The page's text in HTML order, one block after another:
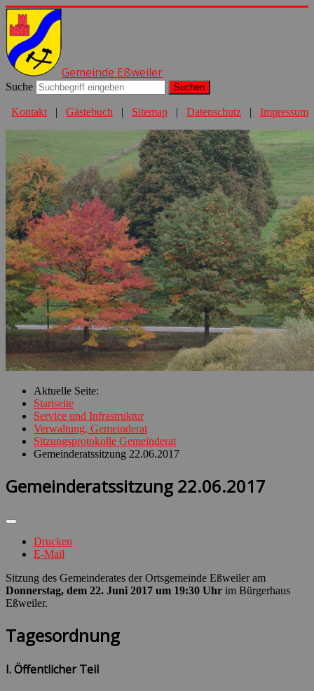
Gemeinde Eßweiler
Suche Suchen
Kontakt | Gästebuch | Sitemap | Datenschutz | Impressum
Aktuelle Seite:
Startseite
Service und Infrastruktur
Verwaltung, Gemeinderat
Sitzungsprotokolle Gemeinderat
Gemeinderatssitzung 22.06.2017
Gemeinderatssitzung 22.06.2017
Drucken
E-Mail
Sitzung des Gemeinderates der Ortsgemeinde Eßweiler am
Donnerstag, dem 22. Juni 2017 um 19:30 Uhr im Bürgerhaus
Eßweiler.
Tagesordnung
I. Öffentlicher Teil